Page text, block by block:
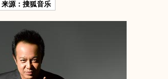
来源：搜狐音乐